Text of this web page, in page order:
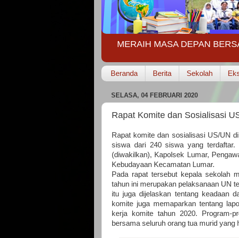
MERAIH MASA DEPAN
Beranda Berita Sekolah
SELASA, 04 FEBRUARI 2020
Rapat Komite dan Sosialisasi
Rapat komite dan sosialisasi US/UN
siswa dari 240 siswa yang
(diwakilkan), Kapolsek Lumar,
Kebudayaan Kecamatan Lumar.
Pada rapat tersebut kepala sekolah
tahun ini merupakan pelaksanaan UN
itu juga dijelaskan tentang keadaan
komite juga memaparkan tentang
kerja komite tahun 2020. Program-
bersama seluruh orang tua murid yang